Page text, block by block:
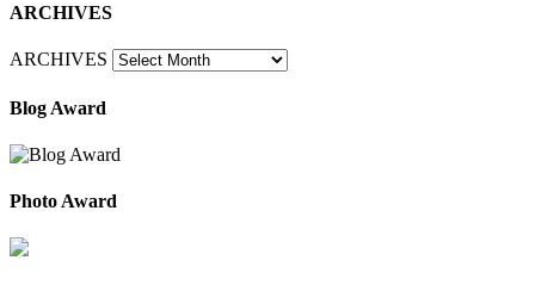
ARCHIVES
ARCHIVES
Blog Award
Photo Award